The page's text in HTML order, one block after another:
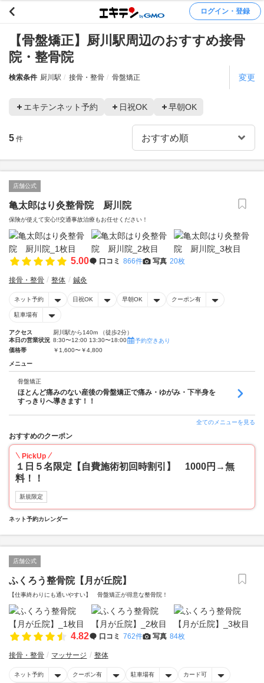
ログイン・登録
【骨盤矯正】厨川駅周辺のおすすめ接骨
院・整骨院
検索条件 厨川駅 接骨・整骨 骨盤矯正 変更
エキテンネット予約 日祝OK 早朝OK
5 件
店舗公式
亀太郎はり灸整骨院 厨川院
保険が使えて安心!!交通事故治療もお任せください！
5.00 口コミ 866件 写真 20枚
接骨・整骨 整体 鍼灸
ネット予約 日祝OK 早朝OK クーポン有
駐車場有
アクセス
厨川駅から140m （徒歩2分）
本日の営業状況 8:30〜12:00 13:30〜18:00
予約空きあり
価格帯
￥1,600〜￥4,800
メニュー
骨盤矯正
ほとんど痛みのない産後の骨盤矯正で痛み・ゆがみ・下半身を
すっきりへ導きます！！
全てのメニューを見る
おすすめのクーポン
PickUp
１日５名限定【自費施術初回時割引】 1000円→無
料！！
新規限定
ネット予約カレンダー
店舗公式
ふくろう整骨院【月が丘院】
【仕事終わりにも通いやすい】 骨盤矯正が得意な整骨院！
4.82 口コミ 762件 写真 84枚
接骨・整骨 マッサージ 整体
ネット予約 クーポン有 駐車場有 カード可